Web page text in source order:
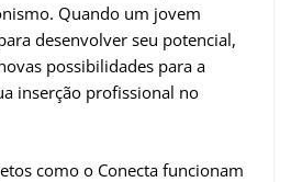
Quando um jovem
desenvolver seu potencial,
possibilidades para a
inserção profissional no
como o Conecta funcionam